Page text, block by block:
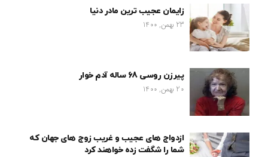
زایمان عجیب ترین مادر دنیا
23 بهمن, 1400
پیرزن روسی 68 ساله آدم خوار
20 بهمن, 1400
ازدواج های عجیب و غریب زوج های جهان که
شما را شگفت زده خواهند کرد